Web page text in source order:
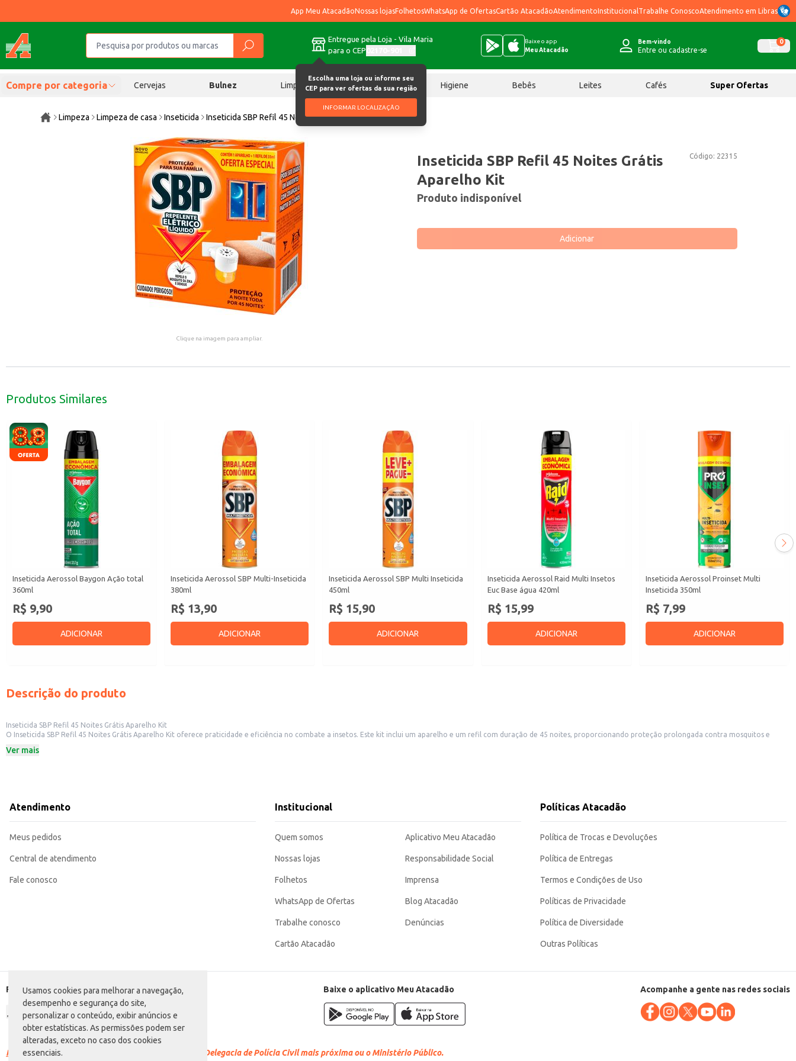
Usamos cookies para melhorar a navegação,
desempenho e segurança do site,
personalizar o conteúdo, exibir anúncios e
obter estatísticas. As permissões podem ser
alteradas, exceto no caso dos cookies
essenciais.
App Meu AtacadãoNossas lojasFolhetosWhatsApp de OfertasCartão AtacadãoAtendimentoInstitucional Trabalhe ConoscoAtendimento em Libras
Entregue pela Loja - Vila Maria
para o CEP
Escolha uma loja ou informe seu
CEP para ver ofertas da sua região
INFORMAR LOCALIZAÇÃO
Baixe o app
Meu Atacadão
Bem-vindo
Entre ou cadastre-se
0
Compre por categoria Cervejas Bulnez Limpeza Chocolates Higiene Bebês Leites Cafés Super Ofertas
Limpeza Limpeza de casa Inseticida Inseticida SBP Refil 45 Noites Grátis Aparelho Kit
Clique na imagem para ampliar.
Código: 22315
Inseticida SBP Refil 45 Noites Grátis
Aparelho Kit
Produto indisponível
Adicionar
Produtos Similares
Inseticida Aerossol Baygon Ação total
360ml
R$ 9,90
ADICIONAR
Inseticida Aerossol SBP Multi-Inseticida
380ml
R$ 13,90
ADICIONAR
Inseticida Aerossol SBP Multi Inseticida
450ml
R$ 15,90
ADICIONAR
Inseticida Aerossol Raid Multi Insetos
Euc Base água 420ml
R$ 15,99
ADICIONAR
Inseticida Aerossol Proinset Multi
Inseticida 350ml
R$ 7,99
ADICIONAR
Descrição do produto
Inseticida SBP Refil 45 Noites Grátis Aparelho Kit
O Inseticida SBP Refil 45 Noites Grátis Aparelho Kit oferece praticidade e eficiência no combate a insetos. Este kit inclui um aparelho e um refil com duração de 45 noites, proporcionando proteção prolongada contra mosquitos e
O Inseticida SBP Refil 45 Noites Grátis Aparelho Kit representa uma solução eficiente e econômica para o controle de insetos, atendendo às necessidades de diversos tipos de clientes, desde consumidores residenciais até
estabelecimentos comerciais. Sua praticidade e duração prolongada o tornam uma opção vantajosa para a proteção contra insetos.
Marca: SBP
Categoria: Inseticida
Ver mais
Atendimento
Meus pedidos
Central de atendimento
Fale conosco
Institucional
Quem somos
Nossas lojas
Folhetos
WhatsApp de Ofertas
Trabalhe conosco
Cartão Atacadão
Aplicativo Meu Atacadão
Responsabilidade Social
Imprensa
Blog Atacadão
Denúncias
Políticas Atacadão
Política de Trocas e Devoluções
Política de Entregas
Termos e Condições de Uso
Políticas de Privacidade
Política de Diversidade
Outras Políticas
Formas de pagamento Baixe o aplicativo Meu Atacadão Acompanhe a gente nas redes sociais
Racismo é crime. Denuncie. Disque 100 ou procure a Delegacia de Polícia Civil mais próxima ou o Ministério Público.